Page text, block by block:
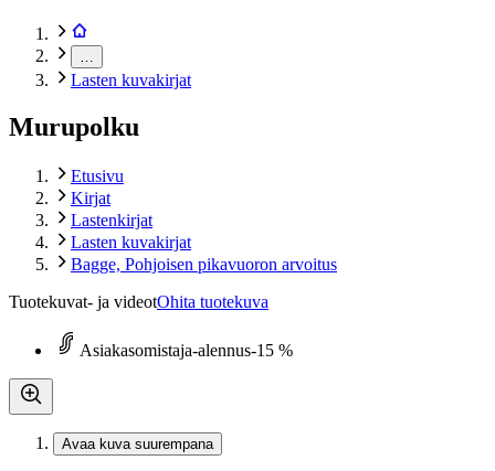
Lasten kuvakirjat
Murupolku
Etusivu
Kirjat
Lastenkirjat
Lasten kuvakirjat
Bagge, Pohjoisen pikavuoron arvoitus
Tuotekuvat- ja videotOhita tuotekuva
Asiakasomistaja-alennus-15 %
Avaa kuva suurempana